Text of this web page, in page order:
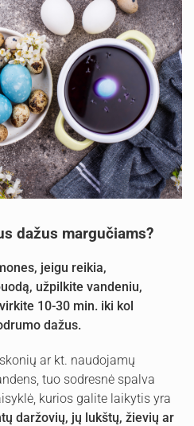
dažus margučiams?
jeigu reikia,
užpilkite vandeniu,
10-30 min. iki kol
dažus.
ar kt. naudojamų
tuo sodresnė spalva
kurios galite laikytis yra
daržovių, jų lukštų, žievių ar